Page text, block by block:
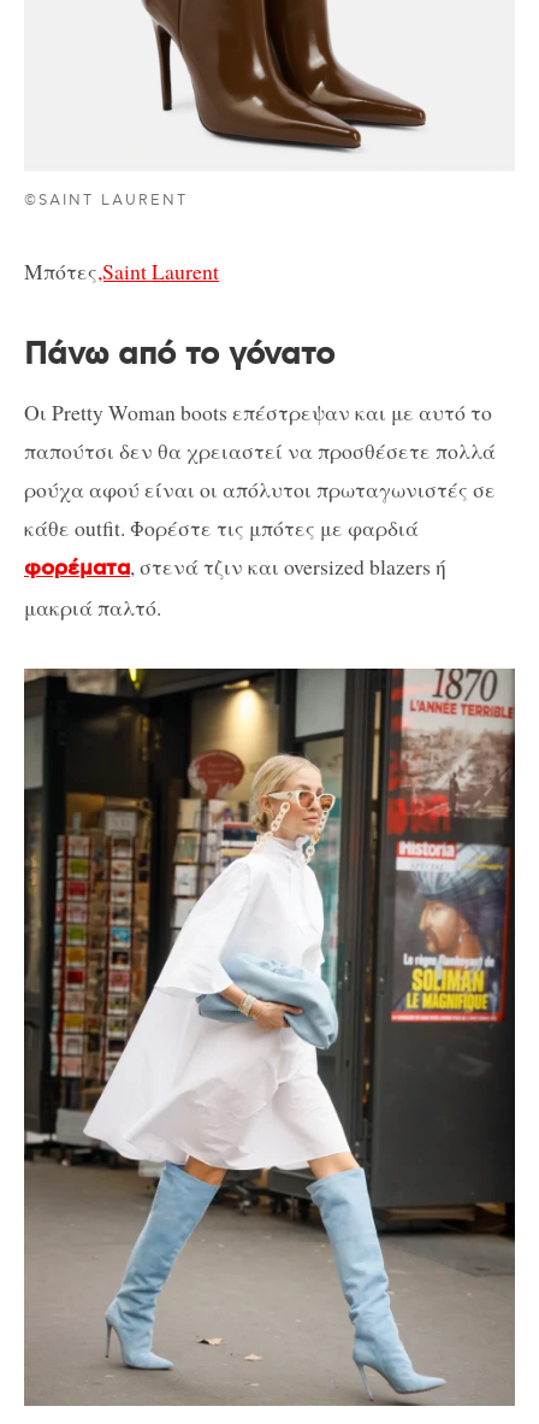
©SAINT LAURENT
Μπότες,Saint Laurent
Πάνω από το γόνατο
Οι Pretty Woman boots επέστρεψαν και με αυτό το
παπούτσι δεν θα χρειαστεί να προσθέσετε πολλά
ρούχα αφού είναι οι απόλυτοι πρωταγωνιστές σε
κάθε outfit. Φορέστε τις μπότες με φαρδιά
φορέματα, στενά τζιν και oversized blazers ή
μακριά παλτό.